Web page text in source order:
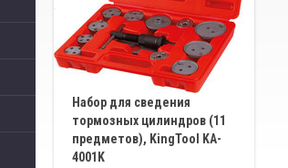
Набор для сведения
тормозных цилиндров (11
предметов), KingTool KA-
4001K